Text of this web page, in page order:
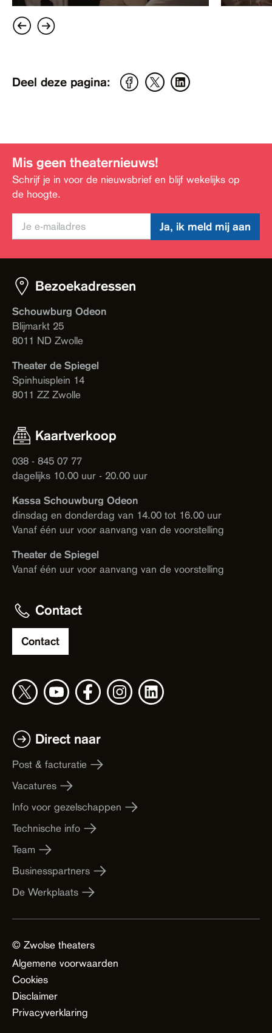
Deel deze pagina:
Mis geen theaternieuws!
Schrijf je in voor de nieuwsbrief en blijf wekelijks op
de hoogte.
Ja, ik meld mij aan
Bezoekadressen
Schouwburg Odeon
Blijmarkt 25
8011 ND Zwolle
Theater de Spiegel
Spinhuisplein 14
8011 ZZ Zwolle
Kaartverkoop
038 - 845 07 77
dagelijks 10.00 uur - 20.00 uur
Kassa Schouwburg Odeon
dinsdag en donderdag van 14.00 tot 16.00 uur
Vanaf één uur voor aanvang van de voorstelling
Theater de Spiegel
Vanaf één uur voor aanvang van de voorstelling
Contact
Contact
Direct naar
Post & facturatie
Vacatures
Info voor gezelschappen
Technische info
Team
Businesspartners
De Werkplaats
© Zwolse theaters
Algemene voorwaarden
Cookies
Disclaimer
Privacyverklaring